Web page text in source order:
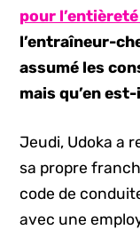
pour
l’entraîneur-
assumé les
mais qu’en
Jeudi, Udoka a
sa propre
code de
avec une